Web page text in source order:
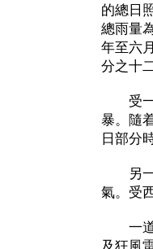
的總日
總雨量
年至六
分之十二
受一
暴。隨
日部分
另一
氣。受
一道